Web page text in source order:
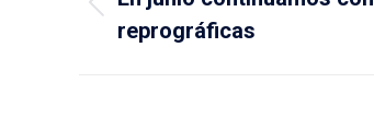
Previous
post:
reprográficas